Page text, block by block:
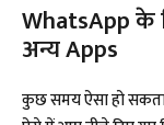
WhatsApp के
अन्य Apps
कुछ समय ऐसा हो सकता